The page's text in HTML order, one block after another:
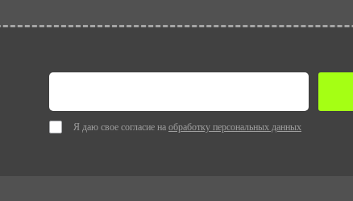
Я даю свое согласие на обработку персональных данных